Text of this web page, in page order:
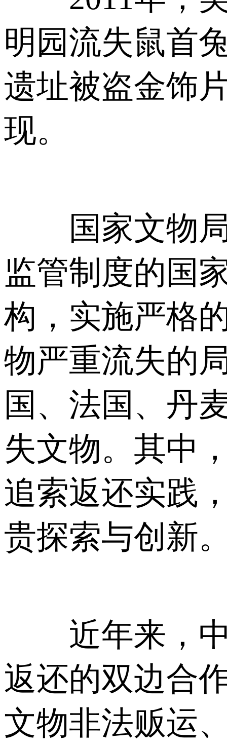
明园流失鼠首
遗址被盗金饰
现。
国家文物局
监管制度的国
构，实施严格
物严重流失的
国、法国、丹
失文物。其中
追索返还实践
贵探索与创新
近年来，中
返还的双边合
文物非法贩运